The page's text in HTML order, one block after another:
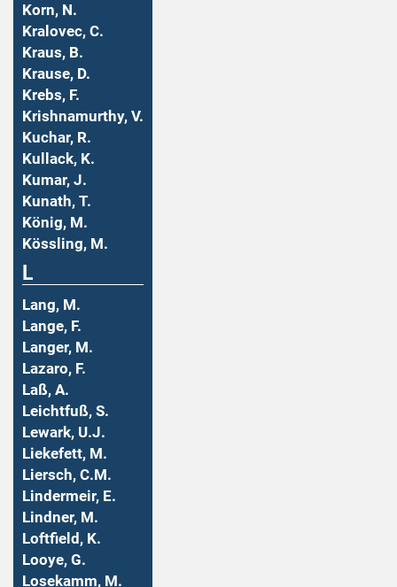
Korn, N.
Kralovec, C.
Kraus, B.
Krause, D.
Krebs, F.
Krishnamurthy, V.
Kuchar, R.
Kullack, K.
Kumar, J.
Kunath, T.
König, M.
Kössling, M.
L
Lang, M.
Lange, F.
Langer, M.
Lazaro, F.
Laß, A.
Leichtfuß, S.
Lewark, U.J.
Liekefett, M.
Liersch, C.M.
Lindermeir, E.
Lindner, M.
Loftfield, K.
Looye, G.
Losekamm, M.